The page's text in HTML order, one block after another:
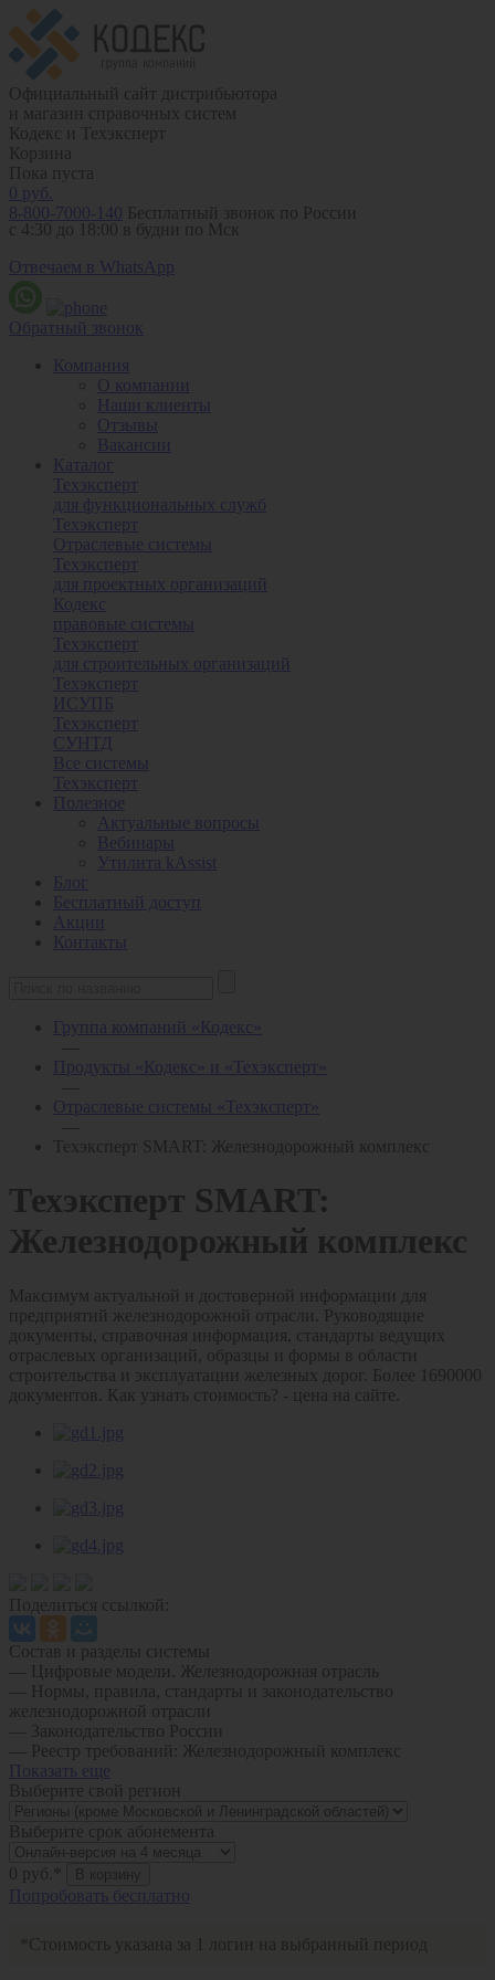
Официальный сайт дистрибьютора
и магазин справочных систем
Кодекс и Техэксперт
Корзина
Пока пуста
0 руб.
8-800-7000-140 Бесплатный звонок по России
с 4:30 до 18:00 в будни по Мск
Отвечаем в WhatsApp
Обратный звонок
Компания
О компании
Наши клиенты
Отзывы
Вакансии
Каталог
Техэксперт
для функциональных служб
Техэксперт
Отраслевые системы
Техэксперт
для проектных организаций
Кодекс
правовые системы
Техэксперт
для строительных организаций
Техэксперт
ИСУПБ
Техэксперт
СУНТД
Все системы
Техэксперт
Полезное
Актуальные вопросы
Вебинары
Утилита kAssist
Блог
Бесплатный доступ
Акции
Контакты
Группа компаний «Кодекс»
Продукты «Кодекс» и «Техэксперт»
Отраслевые системы «Техэксперт»
Техэксперт SMART: Железнодорожный комплекс
Техэксперт SMART:
Железнодорожный комплекс
Максимум актуальной и достоверной информации для
предприятий железнодорожной отрасли. Руководящие
документы, справочная информация, стандарты ведущих
отраслевых организаций, образцы и формы в области
строительства и эксплуатации железных дорог. Более 1690000
документов. Как узнать стоимость? - цена на сайте.
Поделиться ссылкой:
Состав и разделы системы
— Цифровые модели. Железнодорожная отрасль
— Нормы, правила, стандарты и законодательство
железнодорожной отрасли
— Законодательство России
— Реестр требований: Железнодорожный комплекс
Показать еще
Выберите свой регион
Выберите срок абонемента
0 руб.*
Попробовать бесплатно
*Стоимость указана за 1 логин на выбранный период